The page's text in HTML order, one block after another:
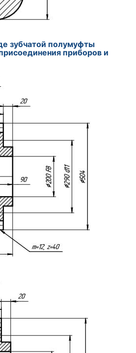
зубчатой полумуфты
приборов и